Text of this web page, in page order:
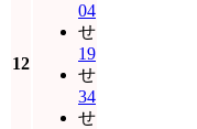
12
04
せ
19
せ
34
せ